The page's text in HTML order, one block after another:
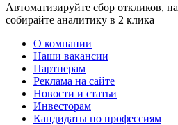
Автоматизируйте сбор откликов,
собирайте аналитику в 2 клика
О компании
Наши вакансии
Партнерам
Реклама на сайте
Новости и статьи
Инвесторам
Кандидаты по профессиям